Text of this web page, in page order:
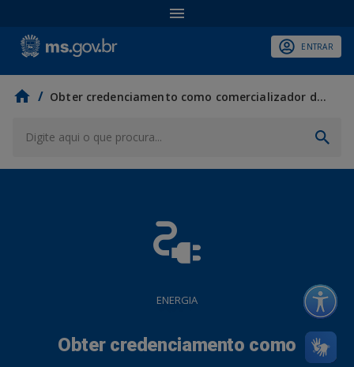
ENTRAR
/ Obter credenciamento como comercializador de gás natural e biometano
ENERGIA
Obter credenciamento como
electrical_services